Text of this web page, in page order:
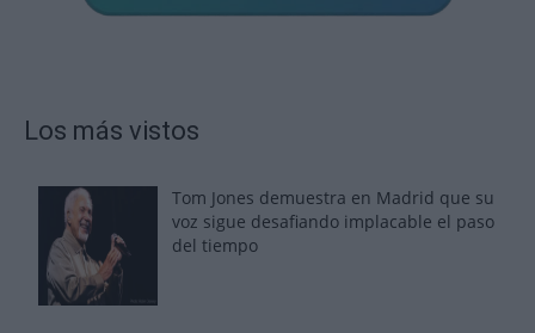
Los más vistos
Tom Jones demuestra en Madrid que su
voz sigue desafiando implacable el paso
del tiempo